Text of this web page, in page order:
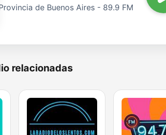
de Buenos Aires - 89.9 FM
relacionadas